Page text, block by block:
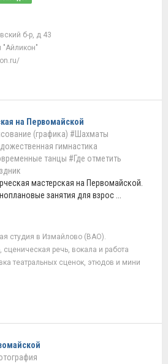
б-р, д 43
"Айликон"
на Первомайской
(графика) #Шахматы
гимнастика
танцы #Где отметить
мастерская на Первомайской.
занятия для взрос ...
студия в Измайлово (ВАО).
сценическая речь, вокала и работа
театральных сценок, этюдов и мини